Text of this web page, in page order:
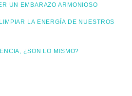
UN EMBARAZO ARMONIOSO
LA ENERGÍA DE NUESTROS
¿SON LO MISMO?